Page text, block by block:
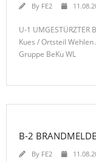
By FE2
U-1 UMGESTÜRZTER
Kues / Ortsteil
Gruppe BeKu WL
B-2
By FE2